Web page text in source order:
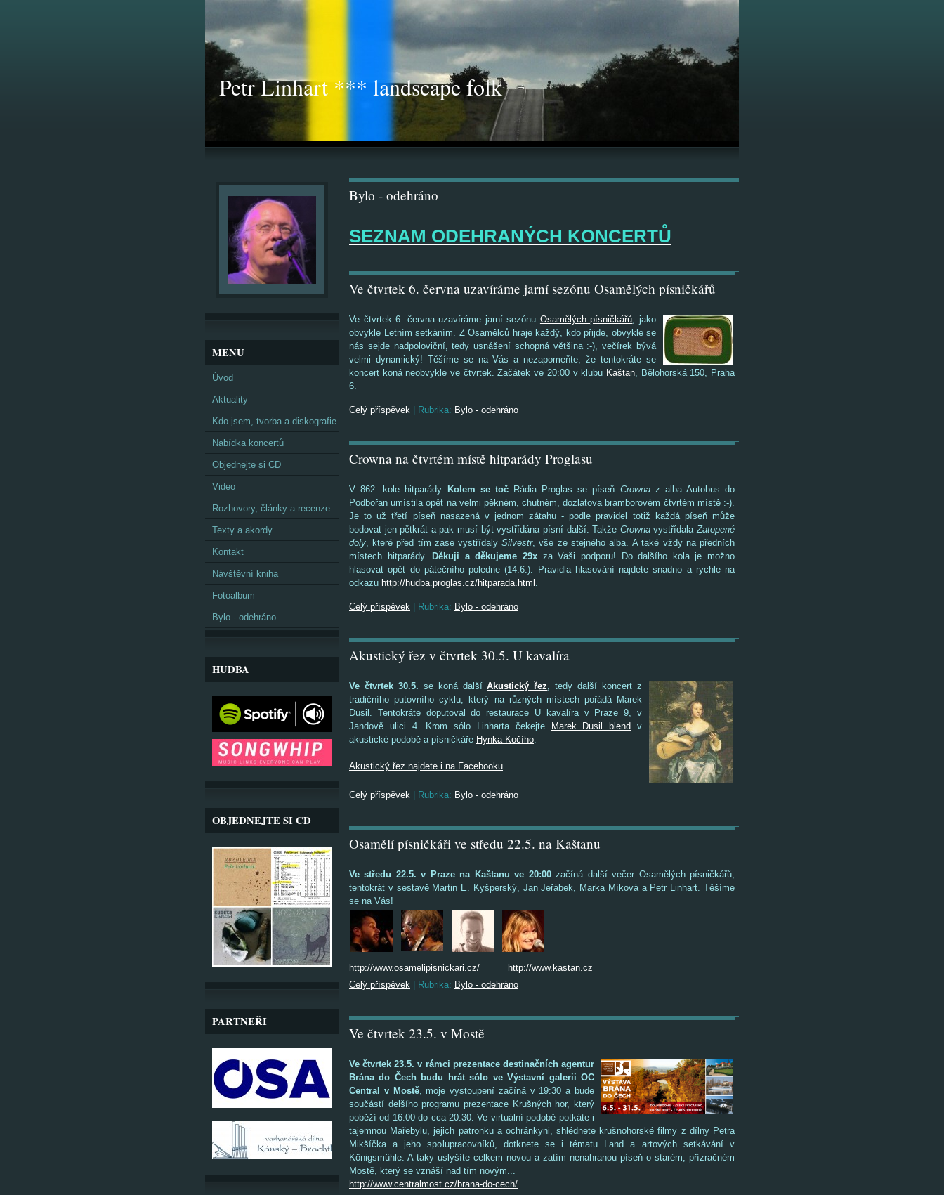
Petr Linhart *** landscape folk
Bylo - odehráno
SEZNAM ODEHRANÝCH KONCERTŮ
Ve čtvrtek 6. června uzavíráme jarní sezónu Osamělých písničkářů
Ve čtvrtek 6. června uzavíráme jarní sezónu Osamělých písničkářů, jako
obvykle Letním setkáním. Z Osamělců hraje každý, kdo přijde, obvykle se
nás sejde nadpoloviční, tedy usnášení schopná většina :-), večírek bývá
velmi dynamický! Těšíme se na Vás a nezapomeňte, že tentokráte se
koncert koná neobvykle ve čtvrtek. Začátek ve 20:00 v klubu Kaštan, Bělohorská 150, Praha
6.
Celý příspěvek Rubrika: Bylo - odehráno
Crowna na čtvrtém místě hitparády Proglasu
V 862. kole hitparády Kolem se točRádia Proglas se píseň Crownaz alba Autobus do
Podbořan umístila opět na velmi pěkném, chutném, dozlatova bramborovém čtvrtém místě :-).
Je to už třetí píseň nasazená v jednom zátahu - podle pravidel totiž každá píseň může
bodovat jen pětkrát a pak musí být vystřídána písní další. Takže CrownavystřídalaZatopené
doly, které před tím zase vystřídalySilvestr, vše ze stejného alba. A také vždy na předních
místech hitparády.
Děkuji a děkujeme 29x za Vaši podporu! Do dalšího kola je možno
hlasovat opět do pátečního poledne (14.6.). Pravidla hlasování najdete snadno a rychle na
odkazu http://hudba.proglas.cz/hitparada.html .
Celý příspěvek Rubrika: Bylo - odehráno
Akustický řez v čtvrtek 30.5. U kavalíra
Ve čtvrtek 30.5. se koná dalšíAkustický řez, tedy další koncert z
tradičního putovního cyklu, který na různých místech pořádá Marek
Dusil. Tentokráte doputoval do restaurace U kavalíra v Praze 9, v
Jandově ulici 4. Krom sólo Linharta čekejte
Marek Dusil blend v
akustické podobě a písničkáře Hynka Kočího.
Akustický řez najdete i na Facebooku.
Celý příspěvek Rubrika: Bylo - odehráno
Osamělí písničkáři ve středu 22.5. na Kaštanu
Ve středu 22.5. v Praze na Kaštanu ve 20:00začíná další večer Osamělých písničkářů,
tentokrát v sestavě Martin E. Kyšperský, Jan Jeřábek, Marka Míková a Petr Linhart. Těšíme
se na Vás!
http://www.osamelipisnickari.cz/
http://www.kastan.cz
Celý příspěvek
Rubrika: Bylo - odehráno
Ve čtvrtek 23.5. v Mostě
Ve čtvrtek 23.5. v rámci prezentace destinačních agentur
Brána do Čech budu hrát sólo ve Výstavní galerii OC
Central v Mostě, moje vystoupení začíná v 19:30 a bude
součástí delšího programu prezentace Krušných hor, který
poběží od 16:00 do cca 20:30. Ve virtuální podobě potkáte i
tajemnou Mařebylu, jejich patronku a ochránkyni, shlédnete krušnohorské filmy z dílny Petra
Mikšíčka a jeho spolupracovníků, dotknete se i tématu Land a artových setkávání v
Königsmühle. A taky uslyšíte celkem novou a zatím nenahranou píseň o starém, přízračném
Mostě, který se vznáší nad tím novým...
http://www.centralmost.cz/brana-do-cech/
MENU
Úvod
Aktuality
Kdo jsem, tvorba a diskografie
Nabídka koncertů
Objednejte si CD
Video
Rozhovory, články a recenze
Texty a akordy
Kontakt
Návštěvní kniha
Fotoalbum
Bylo - odehráno
HUDBA
OBJEDNEJTE SI CD
PARTNEŘI